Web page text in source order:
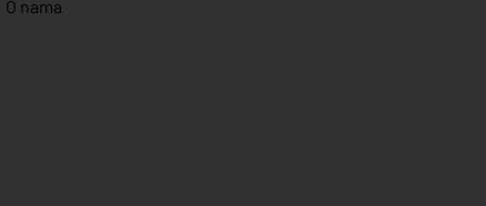
O nama